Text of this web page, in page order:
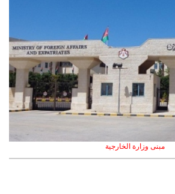
مبنى وزارة الخارجية